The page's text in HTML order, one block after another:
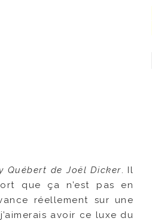
Québert de Joël Dicker. Il
que ça n’est pas en
réellement sur une
avoir ce luxe du